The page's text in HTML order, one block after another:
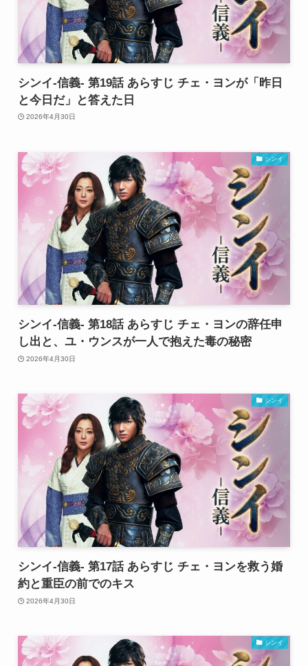
シンイ-信義- 第19話 あらすじ チェ・ヨンが「昨日
と今日だ」と答えた日
2026年4月30日
シンイ
シンイ-信義- 第18話 あらすじ チェ・ヨンの辞任申
し出と、ユ・ウンスが一人で抱えた毒の秘密
2026年4月30日
シンイ
シンイ-信義- 第17話 あらすじ チェ・ヨンを救う婚
約と重臣の前でのキス
2026年4月30日
シンイ